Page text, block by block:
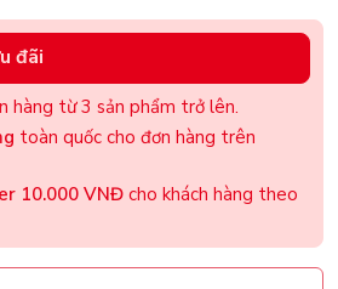
đãi
hàng từ 3 sản phẩm trở lên.
toàn quốc cho đơn hàng trên
10.000 VNĐ cho khách hàng theo